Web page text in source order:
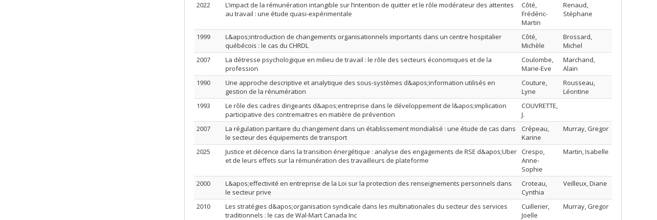
2022
L’impact de la rémunération intangible sur l’intention de quitter et le rôle modérateur des attentes
au travail : une étude quasi-expérimentale
Côté,
Frédéric-
Martin
Renaud,
Stéphane
1999
L&apos;introduction de changements organisationnels importants dans un centre hospitalier
québécois : le cas du CHRDL
Côté,
Michèle
Brossard,
Michel
2007
La détresse psychologique en milieu de travail : le rôle des secteurs économiques et de la
profession
Coulombe,
Marie-Eve
Marchand,
Alain
1990
Une approche descriptive et analytique des sous-systèmes d&apos;information utilisés en
gestion de la rénumération
Couture,
Lyne
Rousseau,
Léontine
1993
Le rôle des cadres dirigeants d&apos;entreprise dans le développement de l&apos;implication
participative des contremaitres en matière de prévention
COUVRETTE,
J.
2007
La régulation paritaire du changement dans un établissement mondialisé : une étude de cas dans
le secteur des équipements de transport
Crépeau,
Karine
Murray, Gregor
2025
Justice et décence dans la transition énergétique : analyse des engagements de RSE d&apos;Uber
et de leurs effets sur la rémunération des travailleurs de plateforme
Crespo,
Anne-
Sophie
Martin, Isabelle
2000
L&apos;effectivité en entreprise de la Loi sur la protection des renseignements personnels dans
le secteur prive
Croteau,
Cynthia
Veilleux, Diane
2010
Les stratégies d&apos;organisation syndicale dans les multinationales du secteur des services
traditionnels : le cas de Wal-Mart Canada Inc
Cuillerier,
Joelle
Murray, Gregor